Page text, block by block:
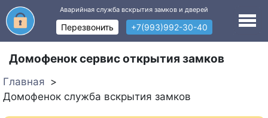
Аварийная служба вскрытия замков и дверей
Перезвонить +7(993)992-30-40
Домофенок сервис открытия замков
Главная
Домофенок служба вскрытия замков